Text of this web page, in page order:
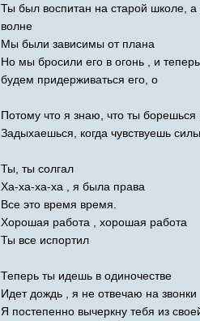
Ты был воспитан на старой школе,
волне
Мы были зависимы от плана
Но мы бросили его в огонь , и
будем придерживаться его, о
Потому что я знаю, что ты борешься
Задыхаешься, когда чувствуешь
Ты, ты солгал
Ха-ха-ха-ха , я была права
Все это время время.
Хорошая работа , хорошая работа
Ты все испортил
Теперь ты идешь в одиночестве
Идет дождь , я не отвечаю на звонки
Я постепенно вычеркну тебя из